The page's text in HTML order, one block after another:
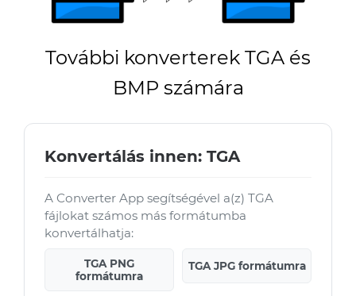
További konverterek TGA és
BMP számára
Konvertálás innen: TGA
A Converter App segítségével a(z) TGA
fájlokat számos más formátumba
konvertálhatja:
TGA PNG
formátumra
TGA JPG formátumra